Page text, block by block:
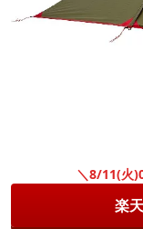
＼8/11(火
楽